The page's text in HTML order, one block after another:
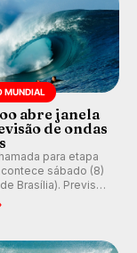
MUNDIAL
abre janela
de ondas
para etapa
sábado (8)
Brasília). Previsão
consistente.
convidado.